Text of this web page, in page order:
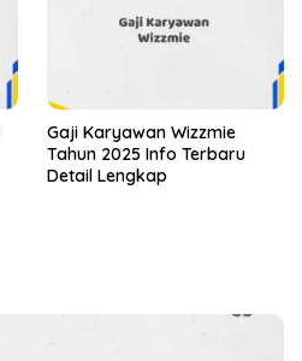
Gaji Karyawan Wizzmie
Tahun 2025 Info Terbaru
Detail Lengkap